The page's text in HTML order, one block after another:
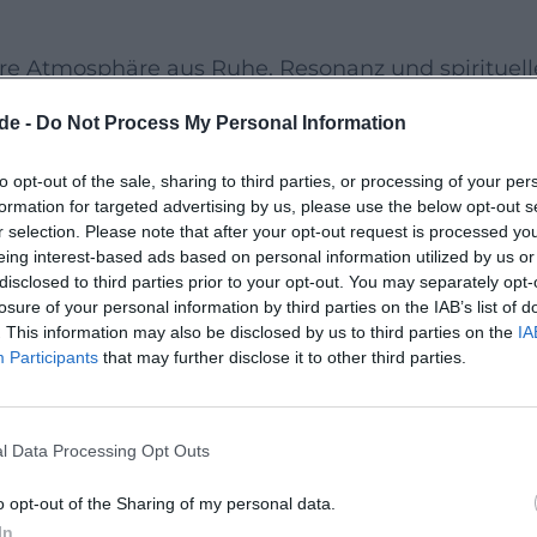
- Do Not Process My Personal Information
opt-out of the sale, sharing to third parties, or processing of your
for targeted advertising by us, please use the below opt-out
selection. Please note that after your opt-out request is processed
interest-based ads based on personal information utilized by us
to third parties prior to your opt-out. You may separately
of your personal information by third parties on the IAB’s list of
This information may also be disclosed by us to third parties on the
Participants that may further disclose it to other third parties.
Data Processing Opt Outs
opt-out of the Sharing of my personal data.
Atmosphäre aus Ruhe, Resonanz und
historischen Raum und schenken Momente der
und Orgel schafft einen Zugang, der sowohl
Gäste anspricht.
von Staatsminister Joachim Herrmann und
des Orgelstandorts Hof. Die
Musikpflege, die bis heute Menschen
an alle, die einen stillen, feierlichen und
möchten. Die kurze Dauer macht den
innezuhalten und sich von Musik und